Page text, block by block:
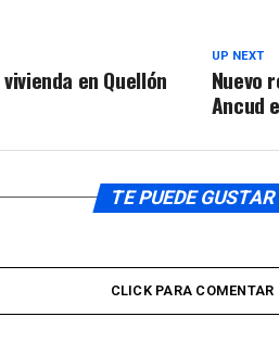
UP NEXT
Nuevo
Ancud
en Quellón
TE PUEDE GUSTAR
CLICK PARA COMENTAR